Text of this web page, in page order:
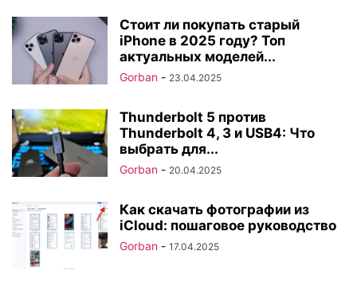
Стоит ли покупать старый
iPhone в 2025 году? Топ
актуальных моделей...
Gorban - 23.04.2025
Thunderbolt 5 против
Thunderbolt 4, 3 и USB4: Что
выбрать для...
Gorban - 20.04.2025
Как скачать фотографии из
iCloud: пошаговое руководство
Gorban - 17.04.2025